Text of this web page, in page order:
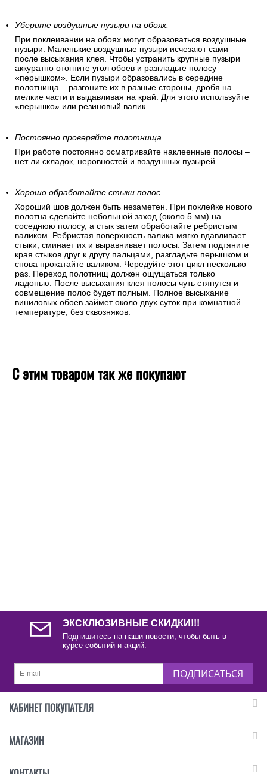
Уберите воздушные пузыри на обоях.
При поклеивании на обоях могут образоваться воздушные
пузыри. Маленькие воздушные пузыри исчезают сами
после высыхания клея. Чтобы устранить крупные пузыри
аккуратно отогните угол обоев и разгладьте полосу
«перышком». Если пузыри образовались в середине
полотнища – разгоните их в разные стороны, дробя на
мелкие части и выдавливая на край. Для этого используйте
«перышко» или резиновый валик.
Постоянно проверяйте полотнища.
При работе постоянно осматривайте наклеенные полосы –
нет ли складок, неровностей и воздушных пузырей.
Хорошо обработайте стыки полос.
Хороший шов должен быть незаметен. При поклейке нового
полотна сделайте небольшой заход (около 5 мм) на
соседнюю полосу, а стык затем обработайте ребристым
валиком. Ребристая поверхность валика мягко вдавливает
стыки, сминает их и выравнивает полосы. Затем подтяните
края стыков друг к другу пальцами, разгладьте перышком и
снова прокатайте валиком. Чередуйте этот цикл несколько
раз. Переход полотнищ должен ощущаться только
ладонью. После высыхания клея полосы чуть стянутся и
совмещение полос будет полным. Полное высыхание
виниловых обоев займет около двух суток при комнатной
температуре, без сквозняков.
С этим товаром так же покупают
ЭКСКЛЮЗИВНЫЕ СКИДКИ!!!
Подпишитесь на наши новости, чтобы быть в
курсе событий и акций.
ПОДПИСАТЬСЯ
КАБИНЕТ ПОКУПАТЕЛЯ
МАГАЗИН